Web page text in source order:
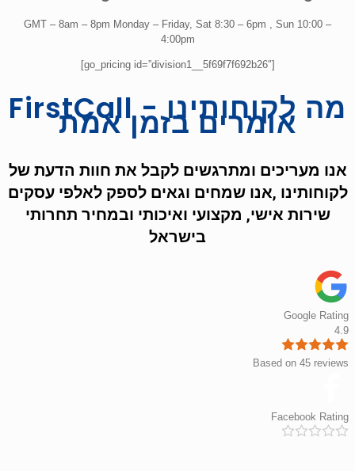
GMT – 8am – 8pm Monday – Friday, Sat 8:30 – 6pm , Sun 10:00 –
4:00pm
[go_pricing id=”division1__5f69f7f692b26″]
FirstCall - מה לקוחותינו
אומרים בזמן אמת
אנו מעריכים ומתרגשים לקבל את חוות הדעת של
לקוחותינו ,אנו שמחים וגאים לספק לאלפי עסקים
שירות אישי, מקצועי ואיכותי ובמחיר תחרותי
בישראל
Google Rating
4.9
Based on 45 reviews
Facebook Rating